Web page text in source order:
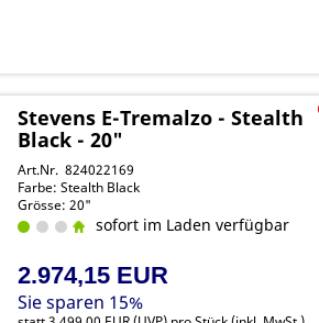
Stevens E-Tremalzo - Stealth
Black - 20"
Art.Nr. 824022169
Farbe: Stealth Black
Grösse: 20"
sofort im Laden verfügbar
2.974,15 EUR
Sie sparen 15%